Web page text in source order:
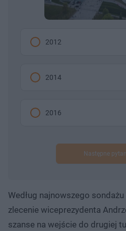
2012
2014
2016
Następne
Według najnowszego
zlecenie wiceprezydenta
szanse na wejście do drugiej